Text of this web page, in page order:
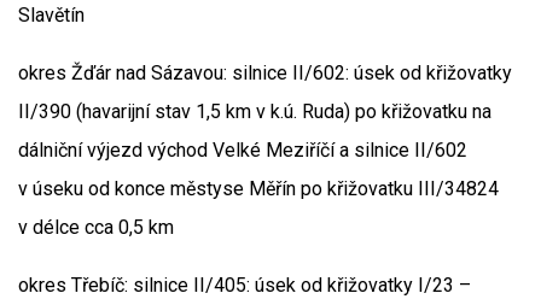
Slavětín
okres Žďár nad Sázavou: silnice II/602: úsek od křižovatky
II/390 (havarijní stav 1,5 km v k.ú. Ruda) po křižovatku na
dálniční výjezd východ Velké Meziříčí a silnice II/602
v úseku od konce městyse Měřín po křižovatku III/34824
v délce cca 0,5 km
okres Třebíč: silnice II/405: úsek od křižovatky I/23 –